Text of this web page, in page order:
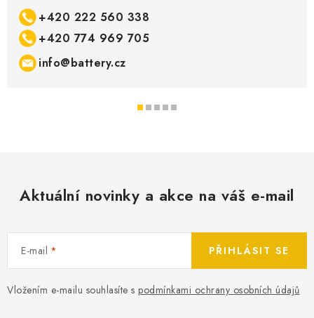
+420 222 560 338
+420 774 969 705
info@battery.cz
Aktuální novinky a akce na váš e-mail
E-mail
Vložením e-mailu souhlasíte s podmínkami ochrany osobních údajů
PŘIHLÁSIT SE